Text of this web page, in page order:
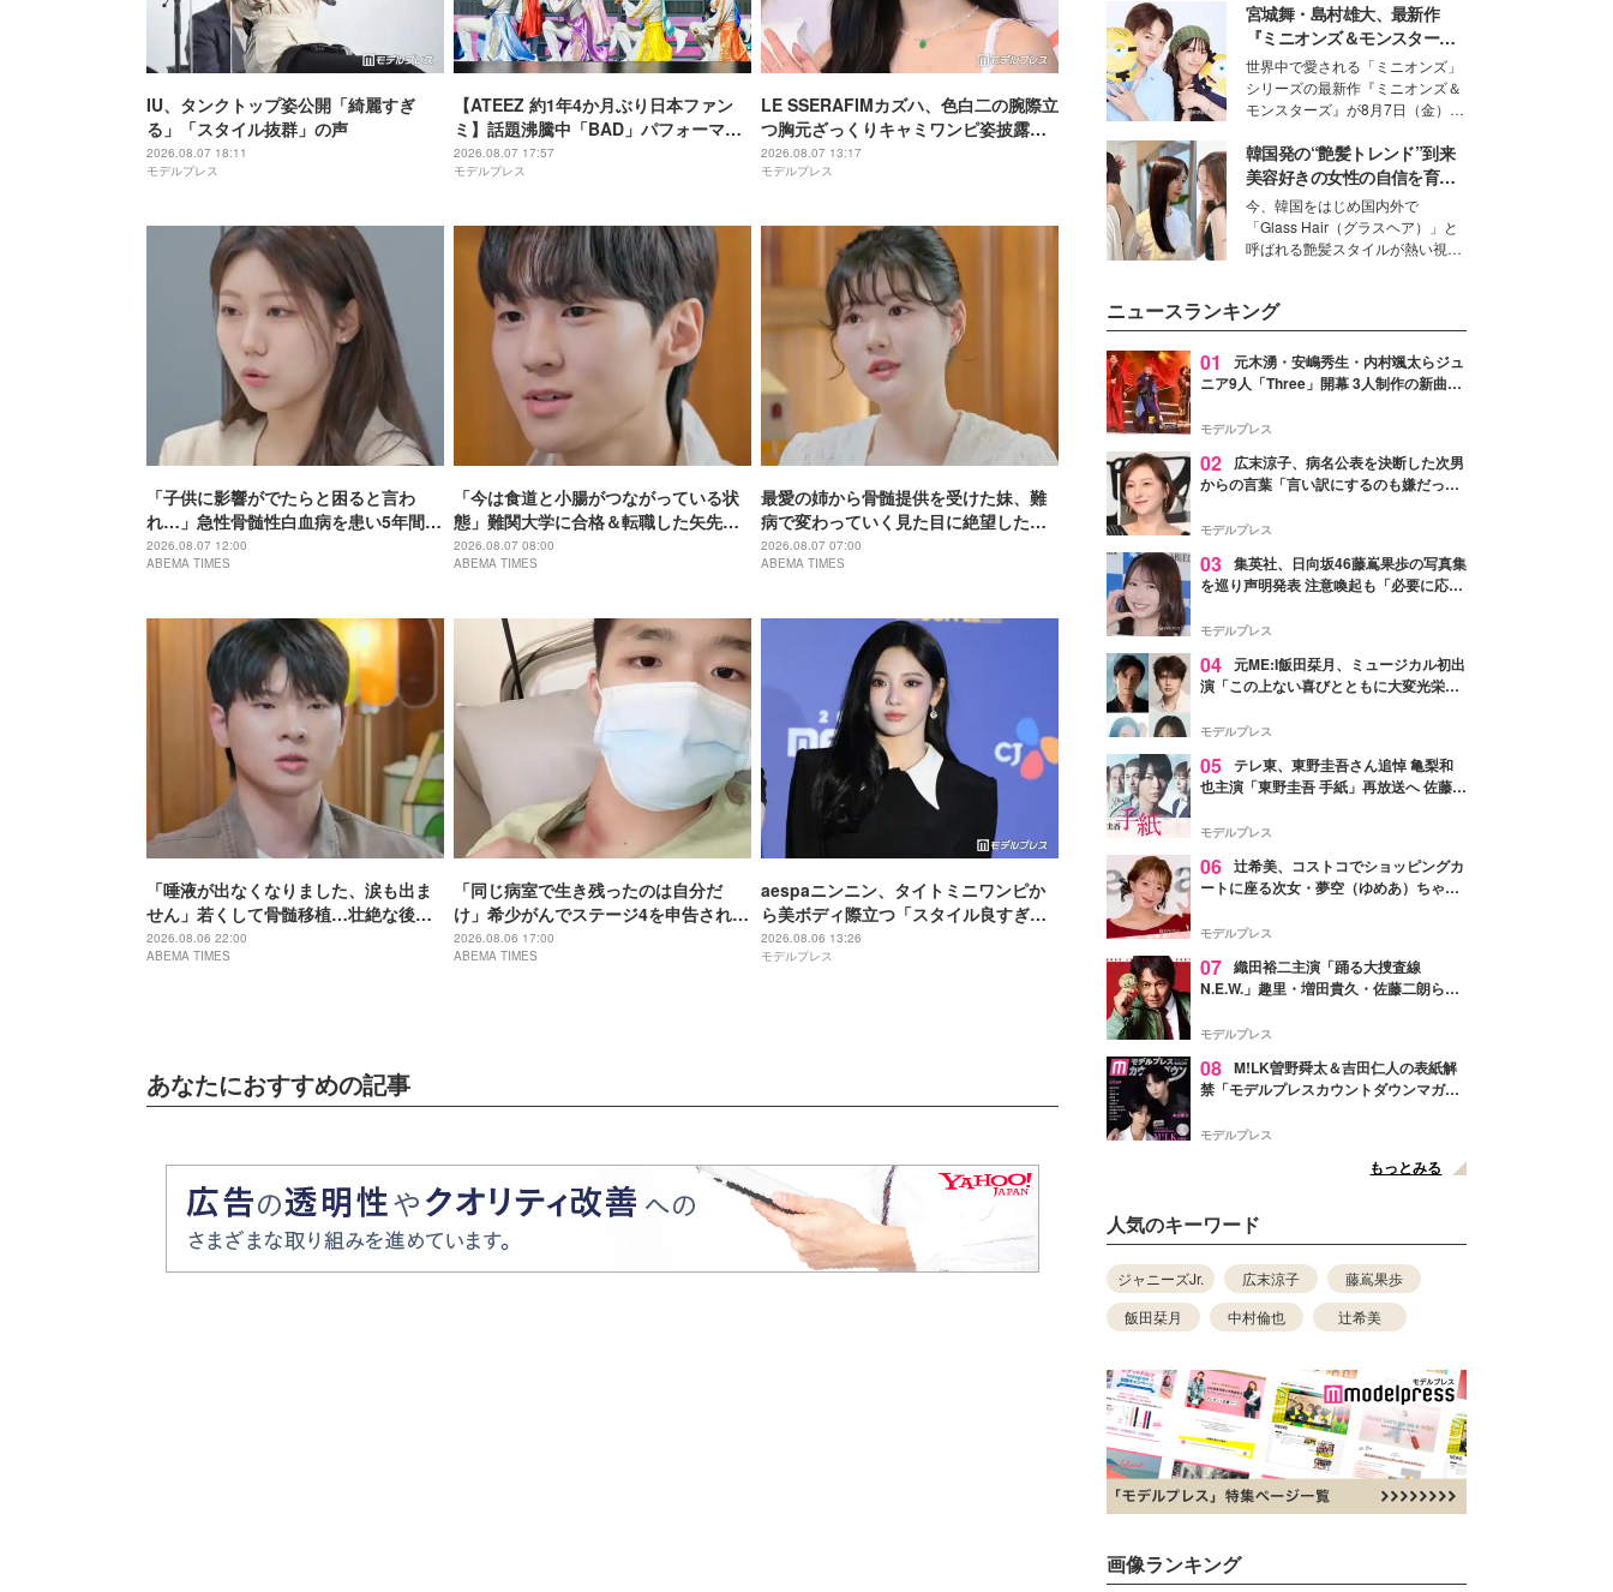
IU、タンクトップ姿公開「綺麗すぎ
る」「スタイル抜群」の声
2026.08.07 18:11
モデルプレス
【ATEEZ 約1年4か月ぶり日本ファン
ミ】話題沸騰中「BAD」パフォーマン
スから「かわいいだけじゃだめです
か？」カバーまで
2026.08.07 17:57
モデルプレス
LE SSERAFIMカズハ、色白二の腕際立
つ胸元ざっくりキャミワンピ姿披露
「オーラが凄い」「ビジュ優勝」
2026.08.07 13:17
モデルプレス
「子供に影響がでたらと困ると言わ
れ…」急性骨髄性白血病を患い5年間闘
病…つらかった過去の恋を明かす
2026.08.07 12:00
ABEMA TIMES
「今は食道と小腸がつながっている状
態」難関大学に合格＆転職した矢先に
胃がんが発覚「全摘した」壮絶な過去
明かす
2026.08.07 08:00
ABEMA TIMES
最愛の姉から骨髄提供を受けた妹、難
病で変わっていく見た目に絶望した過
去「男みたい」
2026.08.07 07:00
ABEMA TIMES
「唾液が出なくなりました、涙も出ま
せん」若くして骨髄移植…壮絶な後遺
症との闘い「まるで80代の体に」
2026.08.06 22:00
ABEMA TIMES
「同じ病室で生き残ったのは自分だ
け」希少がんでステージ4を申告され…
壮絶な闘病の末、奇跡の完治
2026.08.06 17:00
ABEMA TIMES
aespaニンニン、タイトミニワンピか
ら美ボディ際立つ「スタイル良すぎ」
「蛍光ピンク着こなせるのすごい」の
声
2026.08.06 13:26
モデルプレス
あなたにおすすめの記事
な美容の常識を大きく変える可能
性を秘めた、革新的な「Water
Capturing Skin（ウォーターキャ
プチャリングスキン：捕水肌）」
技術を、花王が構築した。
宮城舞・島村雄大、最新作
『ミニオンズ＆モンスター
ズ』の魅力熱弁 ハチャメチャ
だけじゃない“友情と絆”に感
動
世界中で愛される「ミニオンズ」
シリーズの最新作『ミニオンズ＆
モンスターズ』が8月7日（金）に
ニオン好き”という共通点を持つモ
デルの宮城舞と島村雄大の特別対
談をお届け！それぞれの視点か
ら、今作ならではの魅力や予想外
の感動をもたらす奥深いストーリ
ーについて熱く語り合ってもらっ
韓国発の“艶髪トレンド”到来
美容好きの女性の自信を育む
「ヘアケア事情」って？
今、韓国をはじめ国内外で
「Glass Hair（グラスヘア）」と
呼ばれる艶髪スタイルが熱い視線
して、“髪そのものの美しさ”に改
めて注目する人が増えている様
子。今回は、そんな憧れの艶やか
な髪を日常で叶える、美容好きの
ます。
ニュースランキング
01
元木湧・安嶋秀生・内村颯太らジュ
ニア9人「Three」開幕 3人制作の新曲＆
進んで夢を掴みたい」【ゲネプロレポ】
モデルプレス
02
広末涼子、病名公表を決断した次男
からの言葉「言い訳にするのも嫌だっ
モデルプレス
03 集英社、日向坂46藤嶌果歩の写真集
を巡り声明発表 注意喚起も「必要に応じ
モデルプレス
04 元ME:I飯田栞月、ミュージカル初出
演「この上ない喜びとともに大変光栄」
ャスト発表
モデルプレス
05 テレ東、東野圭吾さん追悼 亀梨和
也主演「東野圭吾 手紙」再放送へ 佐藤隆
モデルプレス
06 辻希美、コストコでショッピングカ
ートに座る次女・夢空（ゆめあ）ちゃん
ぎ」「成長を感じる」の声
モデルプレス
07 織田裕二主演「踊る大捜査線
N.E.W.」趣里・増田貴久・佐藤二朗ら新
徴する“謎のキーワード”も
モデルプレス
08 M!LK曽野舜太＆吉田仁人の表紙解
禁「モデルプレスカウントダウンマガジ
モデルプレス
もっとみる
人気のキーワード
ジャニーズJr. 広末涼子
藤嶌果歩
飯田栞月
中村倫也 辻希美
画像ランキング